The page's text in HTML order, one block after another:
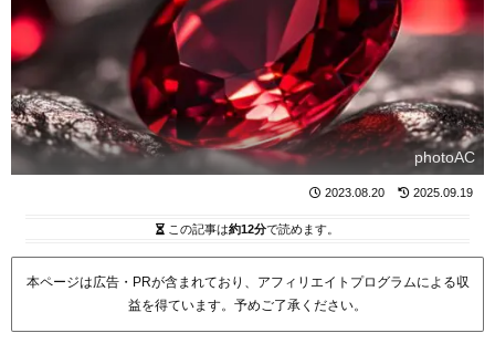
photoAC
2023.08.20 2025.09.19
この記事は約12分で読めます。
本ページは広告・PRが含まれており、アフィリエイトプログラムによる収
益を得ています。予めご了承ください。